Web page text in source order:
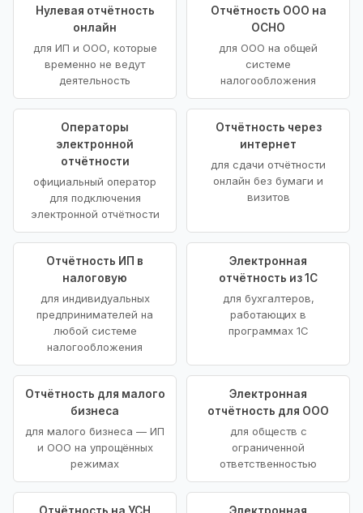
Нулевая отчётность
онлайн
для ИП и ООО, которые
временно не ведут
деятельность
Отчётность ООО на
ОСНО
для ООО на общей
системе
налогообложения
Операторы
электронной
отчётности
официальный оператор
для подключения
электронной отчётности
Отчётность через
интернет
для сдачи отчётности
онлайн без бумаги и
визитов
Отчётность ИП в
налоговую
для индивидуальных
предпринимателей на
любой системе
налогообложения
Электронная
отчётность из 1С
для бухгалтеров,
работающих в
программах 1С
Отчётность для малого
бизнеса
для малого бизнеса — ИП
и ООО на упрощённых
режимах
Электронная
отчётность для ООО
для обществ с
ограниченной
ответственностью